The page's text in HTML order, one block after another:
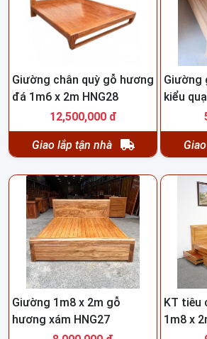
Giường chân quỳ gỗ hương
đá 1m6 x 2m HNG28
12,500,000 đ
Giao lắp tận nhà
Giường
kiểu
Giường 1m8 x 2m gỗ
hương xám HNG27
KT tiêu
1m8 x